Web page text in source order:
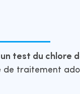
un test du chlore
de traitement